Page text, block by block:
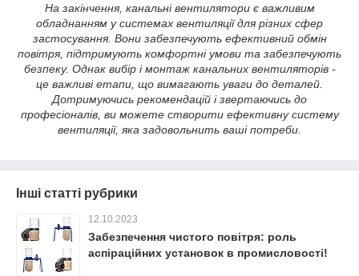
На закінчення, канальні вентилятори є важливим
обладнанням у системах вентиляції для різних сфер
застосування. Вони забезпечують ефективний обмін
повітря, підтримують комфортні умови та забезпечують
безпеку. Однак вибір і монтаж канальних вентиляторів -
це важливі етапи, що вимагають уваги до деталей.
Дотримуючись рекомендацій і звертаючись до
професіоналів, ви можете створити ефективну систему
вентиляції, яка задовольнить ваші потреби.
Інші статті рубрики
12.10.2023
Забезпечення чистого повітря: роль
аспіраційних установок в промисловості!